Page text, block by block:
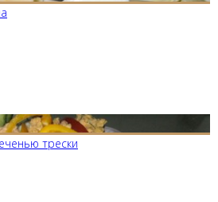
трески